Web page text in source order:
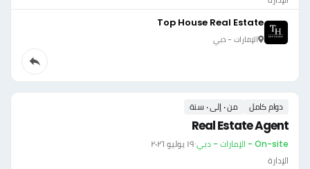
Top House Real Estate
الإمارات - دبي
دوام كامل من ٠ إلى ٠ سنة
Real Estate Agent
On-site - الإمارات - دبي ·١٩ يوليو ٢٠٢٦
الإدارة